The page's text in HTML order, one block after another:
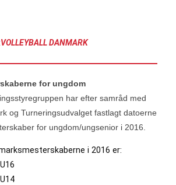
VOLLEYBALL DANMARK
for ungdom
har efter samråd med
og Turneringsudvalget fastlagt datoerne
for ungdom/ungsenior i 2016.
i 2016 er: